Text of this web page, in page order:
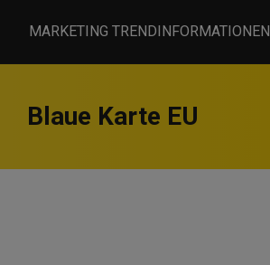
MARKETING TRENDINFORMATIONEN
Blaue Karte EU